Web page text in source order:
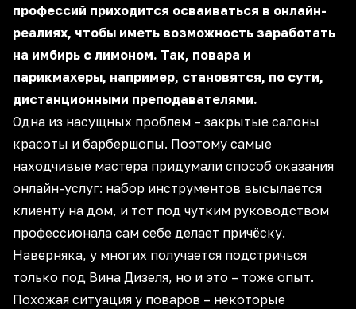
профессий приходится осваиваться в онлайн-
реалиях, чтобы иметь возможность заработать
на имбирь с лимоном. Так, повара и
парикмахеры, например, становятся, по сути,
дистанционными преподавателями.
Одна из насущных проблем – закрытые салоны
красоты и барбершопы. Поэтому самые
находчивые мастера придумали способ оказания
онлайн-услуг: набор инструментов высылается
клиенту на дом, и тот под чутким руководством
профессионала сам себе делает причёску.
Наверняка, у многих получается подстричься
только под Вина Дизеля, но и это – тоже опыт.
Похожая ситуация у поваров – некоторые